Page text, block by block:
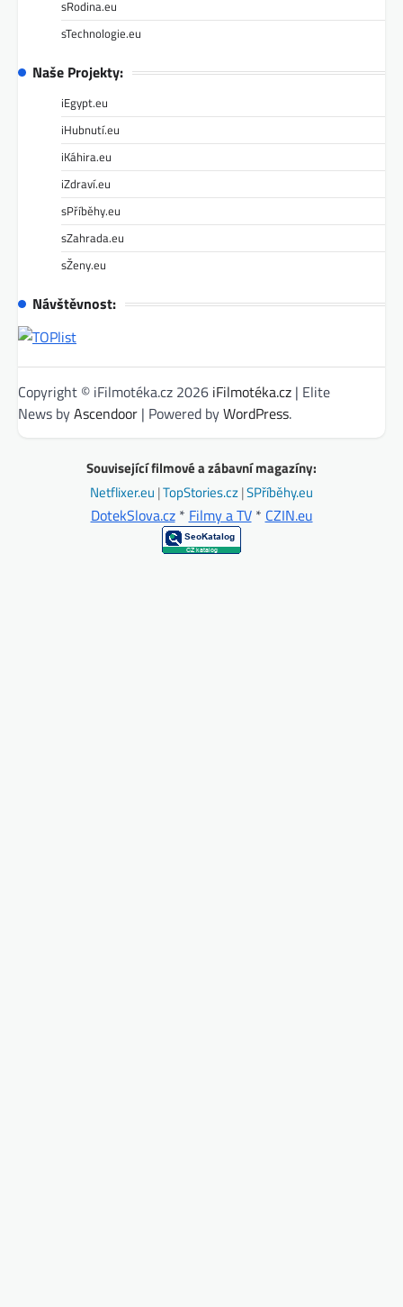
sRodina.eu
sTechnologie.eu
Naše Projekty:
iEgypt.eu
iHubnutí.eu
iKáhira.eu
iZdraví.eu
sPříběhy.eu
sZahrada.eu
sŽeny.eu
Návštěvnost:
Copyright © iFilmotéka.cz 2026 iFilmotéka.cz | Elite
News byAscendoor | Powered byWordPress.
Související filmové a zábavní magazíny:
Netflixer.eu |TopStories.cz|SPříběhy.eu
DotekSlova.cz* Filmy a TV* CZIN.eu